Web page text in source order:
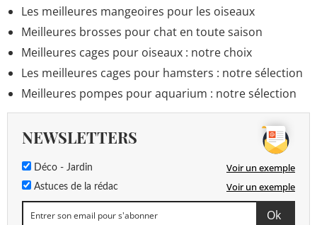
Les meilleures mangeoires pour les oiseaux
Meilleures brosses pour chat en toute saison
Meilleures cages pour oiseaux : notre choix
Les meilleures cages pour hamsters : notre sélection
Meilleures pompes pour aquarium : notre sélection
NEWSLETTERS
Déco - Jardin Voir un exemple
Astuces de la rédac Voir un exemple